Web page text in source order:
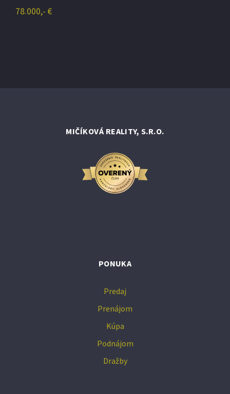
78.000,- €
MIČÍKOVÁ REALITY, S.R.O.
PONUKA
Predaj
Prenájom
Kúpa
Podnájom
Dražby